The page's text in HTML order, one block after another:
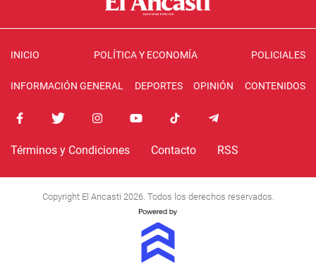
INICIO POLÍTICA Y ECONOMÍA POLICIALES
INFORMACIÓN GENERAL DEPORTES OPINIÓN CONTENIDOS
Términos y Condiciones Contacto RSS
Copyright El Ancasti 2026. Todos los derechos reservados.